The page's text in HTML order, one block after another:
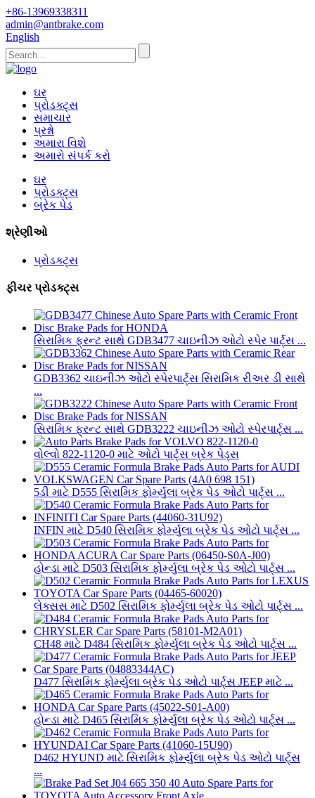
+86-13969338311
admin@antbrake.com
English
ઘર
પ્રોડક્ટ્સ
સમાચાર
પ્રશ્નો
અમારા વિશે
અમારો સંપર્ક કરો
ઘર
પ્રોડક્ટ્સ
બ્રેક પેડ
શ્રેણીઓ
પ્રોડક્ટ્સ
ફીચર પ્રોડક્ટ્સ
સિરામિક ફ્રન્ટ સાથે GDB3477 ચાઇનીઝ ઓટો સ્પેર પાર્ટ્સ ...
GDB3362 ચાઇનીઝ ઓટો સ્પેરપાર્ટ્સ સિરામિક રીઅર ડી સાથે
...
સિરામિક ફ્રન્ટ સાથે GDB3222 ચાઇનીઝ ઓટો સ્પેરપાર્ટ્સ ...
વોલ્વો 822-1120-0 માટે ઓટો પાર્ટ્સ બ્રેક પેડ્સ
5ડી માટે D555 સિરામિક ફોર્મ્યુલા બ્રેક પેડ ઓટો પાર્ટ્સ ...
INFIN માટે D540 સિરામિક ફોર્મ્યુલા બ્રેક પેડ ઓટો પાર્ટ્સ ...
હોન્ડા માટે D503 સિરામિક ફોર્મ્યુલા બ્રેક પેડ ઓટો પાર્ટ્સ ...
લેક્સસ માટે D502 સિરામિક ફોર્મ્યુલા બ્રેક પેડ ઓટો પાર્ટ્સ ...
CH48 માટે D484 સિરામિક ફોર્મ્યુલા બ્રેક પેડ ઓટો પાર્ટ્સ ...
D477 સિરામિક ફોર્મ્યુલા બ્રેક પેડ ઓટો પાર્ટ્સ JEEP માટે ...
હોન્ડા માટે D465 સિરામિક ફોર્મ્યુલા બ્રેક પેડ ઓટો પાર્ટ્સ ...
D462 HYUND માટે સિરામિક ફોર્મ્યુલા બ્રેક પેડ ઓટો પાર્ટ્સ
...